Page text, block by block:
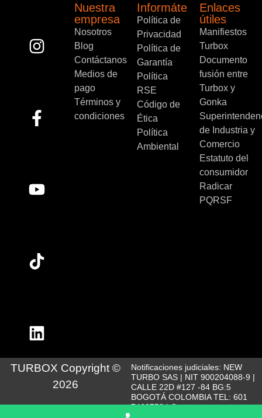
Nuestra
empresa
Nosotros
Blog
Contáctanos
Medios de
pago
Términos y
condiciones
Informáte
Política de
Privacidad
Política de
Garantía
Política
RSE
Código de
Ética
Política
Ambiental
Enlaces
útiles
Manifiestos
Turbox
Documento
fusión entre
Turbox y
Gonka
de Industria y
Comercio
Estatuto del
consumidor
Radicar
PQRSF
TURBOX Copyright ©
2026
Notificaciones judiciales: NEW
TURBO SAS | NIT 900204088-9 |
CALLE 22D #127 -84 BG:5
BOGOTÁ COLOMBIA TEL: 601
7460759 | Correo: